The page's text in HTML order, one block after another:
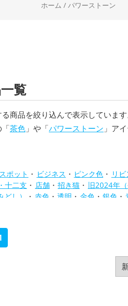
ホーム / パワーストーン
覧
商品を絞り込んで表示しています
茶色 」や「パワーストーン 」ア
ポット ビジネス ピンク色 リ
十二支 店舗 招き猫
旧2024年（
し） 赤色 透明 金色 銀色